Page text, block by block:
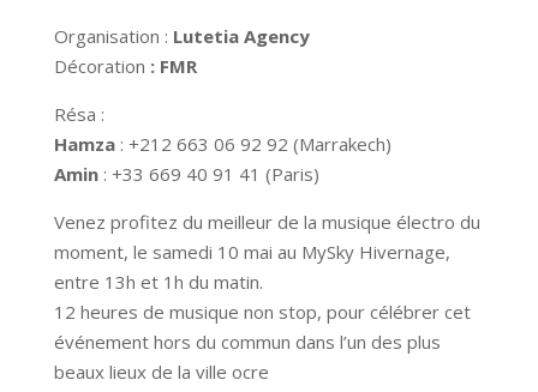
Organisation : Lutetia Agency
Décoration : FMR
Résa :
Hamza: +212 663 06 92 92 (Marrakech)
Amin: +33 669 40 91 41 (Paris)
Venez profitez du meilleur de la musique électro du
moment, le samedi 10 mai au MySky Hivernage,
entre 13h et 1h du matin.
12 heures de musique non stop, pour célébrer cet
événement hors du commun dans l’un des plus
beaux lieux de la ville ocre